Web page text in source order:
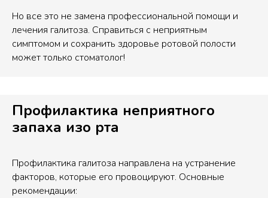
Но все это не замена профессиональной помощи и
лечения галитоза. Справиться с неприятным
симптомом и сохранить здоровье ротовой полости
может только стоматолог!
Профилактика неприятного
запаха изо рта
Профилактика галитоза направлена на устранение
факторов, которые его провоцируют. Основные
рекомендации: